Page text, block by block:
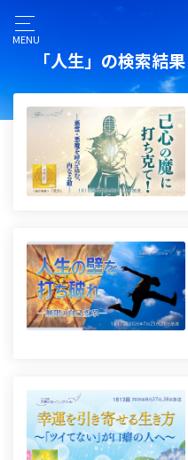
MENU
「人生」の検索結果